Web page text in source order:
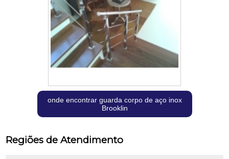
onde encontrar guarda corpo de aço inox
Brooklin
Regiões de Atendimento